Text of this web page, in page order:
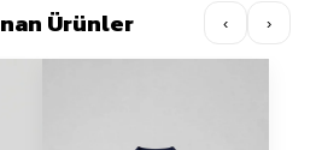
Ürünler ‹ ›